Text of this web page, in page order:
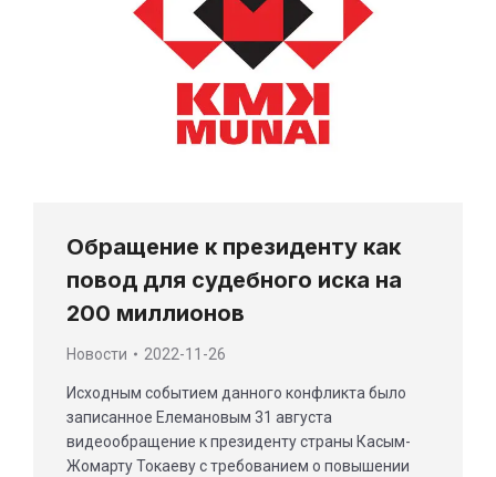
Обращение к президенту как
повод для судебного иска на
200 миллионов
Новости 2022-11-26
Исходным событием данного конфликта было
записанное Елемановым 31 августа
видеообращение к президенту страны Касым-
Жомарту Токаеву с требованием о повышении